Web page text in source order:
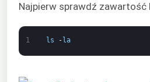
Najpierw sprawdź zawartość
1 ls -la